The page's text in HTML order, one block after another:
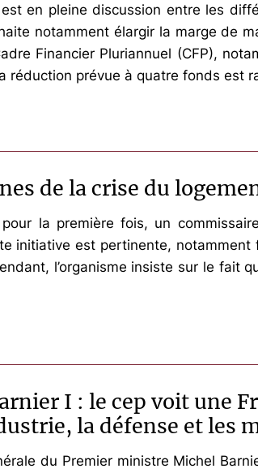
en pleine discussion entre les
notamment élargir la marge de
Financier Pluriannuel (CFP),
réduction prévue à quatre fonds est
de la crise du
pour la première fois, un
initiative est pertinente,
l’organisme insiste sur le
I : le cep voit une
la défense et les
du Premier ministre Michel